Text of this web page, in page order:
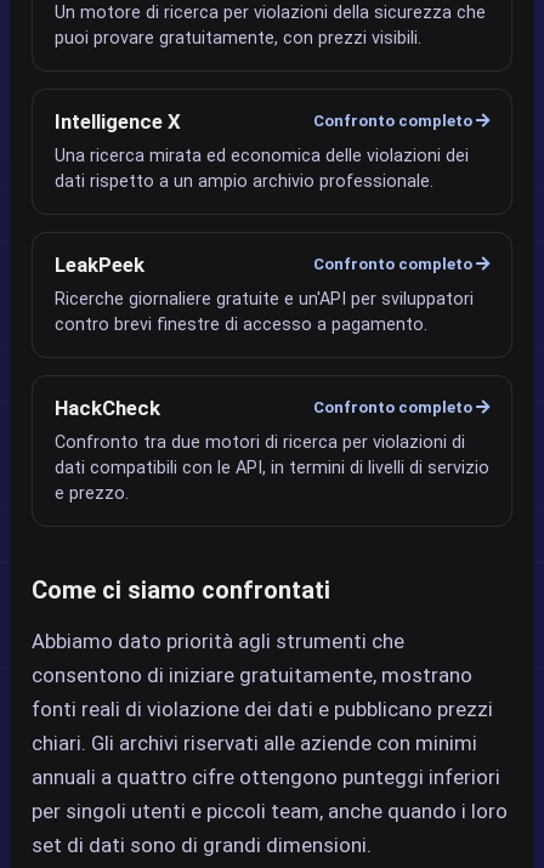
Un motore di ricerca per violazioni della sicurezza che
puoi provare gratuitamente, con prezzi visibili.
Intelligence X Confronto completo
Una ricerca mirata ed economica delle violazioni dei
dati rispetto a un ampio archivio professionale.
LeakPeek Confronto completo
Ricerche giornaliere gratuite e un'API per sviluppatori
contro brevi finestre di accesso a pagamento.
HackCheck Confronto completo
Confronto tra due motori di ricerca per violazioni di
dati compatibili con le API, in termini di livelli di servizio
e prezzo.
Come ci siamo confrontati
Abbiamo dato priorità agli strumenti che
consentono di iniziare gratuitamente, mostrano
fonti reali di violazione dei dati e pubblicano prezzi
chiari. Gli archivi riservati alle aziende con minimi
annuali a quattro cifre ottengono punteggi inferiori
per singoli utenti e piccoli team, anche quando i loro
set di dati sono di grandi dimensioni.